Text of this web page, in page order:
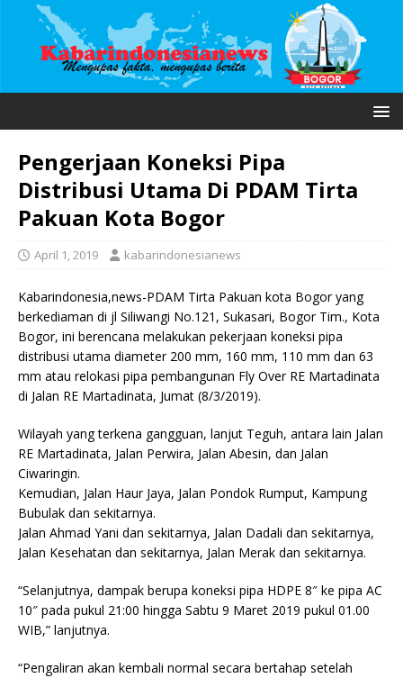
Pengerjaan Koneksi Pipa
Distribusi Utama Di PDAM Tirta
Pakuan Kota Bogor
April 1, 2019 kabarindonesianews
Kabarindonesia,news-PDAM Tirta Pakuan kota Bogor yang
berkediaman di jl Siliwangi No.121, Sukasari, Bogor Tim., Kota
Bogor, ini berencana melakukan pekerjaan koneksi pipa
distribusi utama diameter 200 mm, 160 mm, 110 mm dan 63
mm atau relokasi pipa pembangunan Fly Over RE Martadinata
di Jalan RE Martadinata, Jumat (8/3/2019).
Wilayah yang terkena gangguan, lanjut Teguh, antara lain Jalan
RE Martadinata, Jalan Perwira, Jalan Abesin, dan Jalan
Ciwaringin.
Kemudian, Jalan Haur Jaya, Jalan Pondok Rumput, Kampung
Bubulak dan sekitarnya.
Jalan Ahmad Yani dan sekitarnya, Jalan Dadali dan sekitarnya,
Jalan Kesehatan dan sekitarnya, Jalan Merak dan sekitarnya.
“Selanjutnya, dampak berupa koneksi pipa HDPE 8″ ke pipa AC
10″ pada pukul 21:00 hingga Sabtu 9 Maret 2019 pukul 01.00
WIB,” lanjutnya.
“Pengaliran akan kembali normal secara bertahap setelah